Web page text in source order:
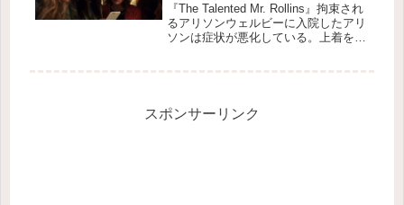
『The Talented Mr. Rollins』拘束され
るアリソンウェルビーに入院したアリ
ソンは症状が悪化している。上着を渡
スポンサーリンク